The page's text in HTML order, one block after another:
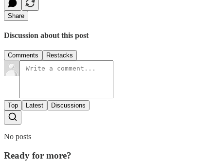
Share
Discussion about this post
Comments Restacks
Top Latest Discussions
No posts
Ready for more?